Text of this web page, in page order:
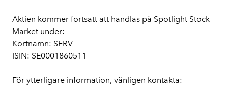
Aktien kommer fortsatt att handlas på Spotlight Stock
Market under:
Kortnamn: SERV
ISIN: SE0001860511
För ytterligare information, vänligen kontakta: